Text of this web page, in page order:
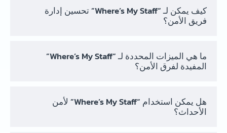
كيف يمكن لـ “Where’s My Staff” تحسين إدارة
فريق الأمن؟
ما هي الميزات المحددة لـ “Where’s My Staff”
المفيدة لفرق الأمن؟
هل يمكن استخدام “Where’s My Staff” لأمن
الأحداث؟